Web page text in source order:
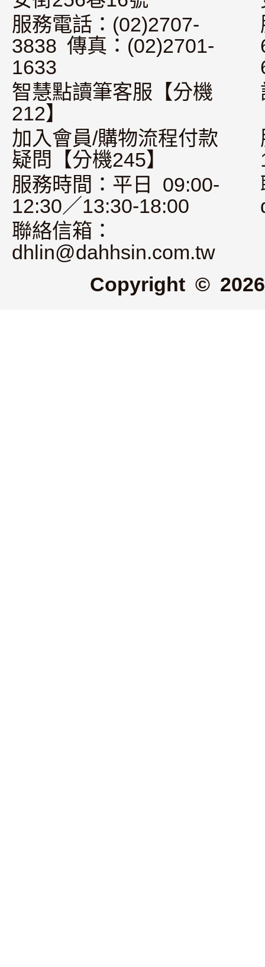
服務電話：(02)2707-
3838 傳真：(02)2701-
1633
智慧點讀筆客服【分機
212】
加入會員/購物流程付款
疑問【分機245】
服務時間：平日 09:00-
12:30／13:30-18:00
聯絡信箱：
dhlin@dahhsin.com.tw
Copyright ©